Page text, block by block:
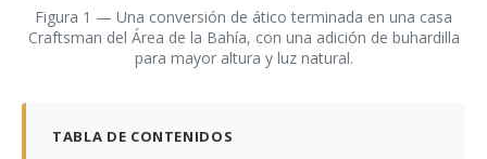
Figura 1 — Una conversión de ático terminada en una casa
Craftsman del Área de la Bahía, con una adición de buhardilla
para mayor altura y luz natural.
TABLA DE CONTENIDOS